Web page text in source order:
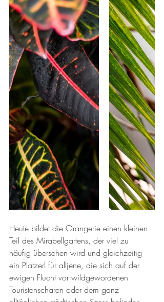
Heute bildet die Orangerie einen kleinen
Teil des Mirabellgartens, der viel zu
häufig übersehen wird und gleichzeitig
ein Platzerl für alljene, die sich auf der
ewigen Flucht vor wildgewordenen
Touristenscharen oder dem ganz